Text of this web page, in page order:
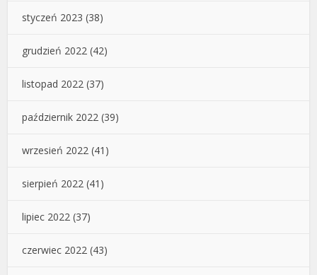
styczeń 2023 (38)
grudzień 2022 (42)
listopad 2022 (37)
październik 2022 (39)
wrzesień 2022 (41)
sierpień 2022 (41)
lipiec 2022 (37)
czerwiec 2022 (43)